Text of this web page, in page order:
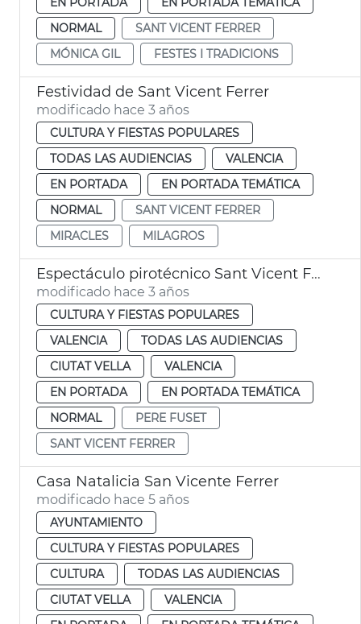
NORMAL
SANT VICENT FERRER
MÓNICA GIL
FESTES I TRADICIONS
Festividad de Sant Vicent Ferrer
modificado hace 3 años
CULTURA Y FIESTAS POPULARES
TODAS LAS AUDIENCIAS
VALENCIA
EN PORTADA
EN PORTADA TEMÁTICA
NORMAL
SANT VICENT FERRER
MIRACLES
MILAGROS
Espectáculo pirotécnico Sant Vicent Ferrer
modificado hace 3 años
CULTURA Y FIESTAS POPULARES
VALENCIA
TODAS LAS AUDIENCIAS
CIUTAT VELLA
VALENCIA
EN PORTADA
EN PORTADA TEMÁTICA
NORMAL
PERE FUSET
SANT VICENT FERRER
Casa Natalicia San Vicente Ferrer
modificado hace 5 años
AYUNTAMIENTO
CULTURA Y FIESTAS POPULARES
CULTURA
TODAS LAS AUDIENCIAS
CIUTAT VELLA
VALENCIA